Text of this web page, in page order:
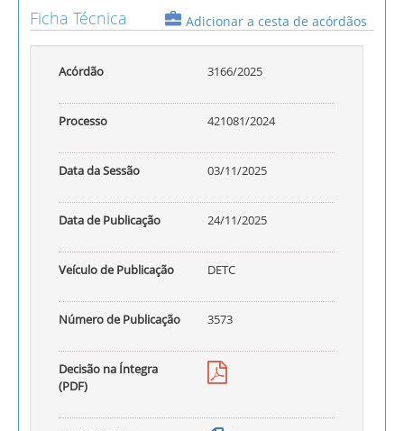
Ficha Técnica Adicionar a cesta de acórdãos
Acórdão 3166/2025
Processo 421081/2024
Data da Sessão 03/11/2025
Data de Publicação 24/11/2025
Veículo de Publicação DETC
Número de Publicação 3573
Decisão na Íntegra
(PDF)